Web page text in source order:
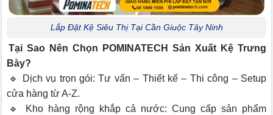
Lắp Đặt Kệ Siêu Thị Tại Cần Giuộc Tây Ninh
Tại Sao Nên Chọn POMINATECH Sản Xuất Kệ Trưng
Bày?
🔹 Dịch vụ trọn gói: Tư vấn – Thiết kế – Thi công – Setup
cửa hàng từ A-Z.
🔹 Kho hàng rộng khắp cả nước: Cung cấp sản phẩm